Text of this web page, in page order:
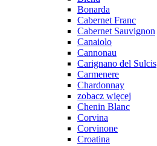
Bonarda
Cabernet Franc
Cabernet Sauvignon
Canaiolo
Cannonau
Carignano del Sulcis
Carmenere
Chardonnay
zobacz więcej
Chenin Blanc
Corvina
Corvinone
Croatina